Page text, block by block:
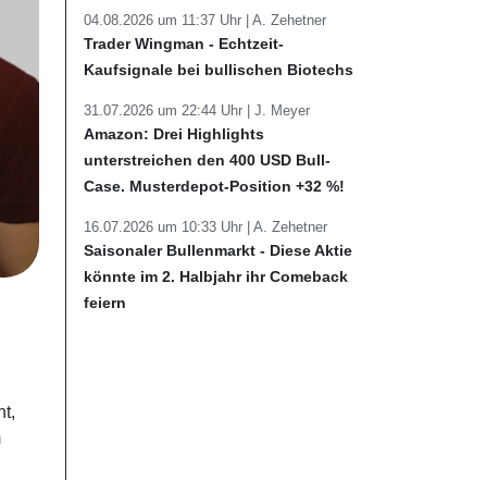
04.08.2026 um 11:37 Uhr | A. Zehetner
Trader Wingman - Echtzeit-
Kaufsignale bei bullischen Biotechs
31.07.2026 um 22:44 Uhr | J. Meyer
Amazon: Drei Highlights
unterstreichen den 400 USD Bull-
Case. Musterdepot-Position +32 %!
16.07.2026 um 10:33 Uhr | A. Zehetner
Saisonaler Bullenmarkt - Diese Aktie
könnte im 2. Halbjahr ihr Comeback
feiern